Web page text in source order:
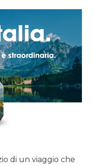
di un viaggio che